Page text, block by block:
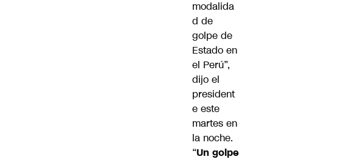
modalida
d de
golpe de
Estado en
el Perú”,
dijo el
president
e este
martes en
la noche.
“Un golpe